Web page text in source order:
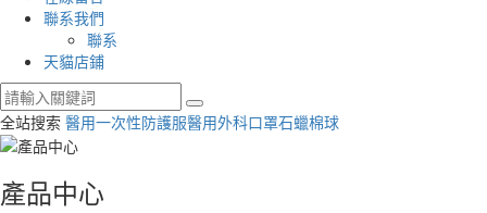
聯系我們
聯系
天貓店鋪
全站搜索 醫用一次性防護服醫用外科口罩石蠟棉球
產品中心